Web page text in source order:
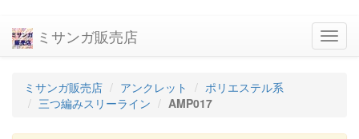
ミサンガ販売店
ミサンガ販売店 アンクレット
ポリエステル系
三つ編みスリーライン
AMP017